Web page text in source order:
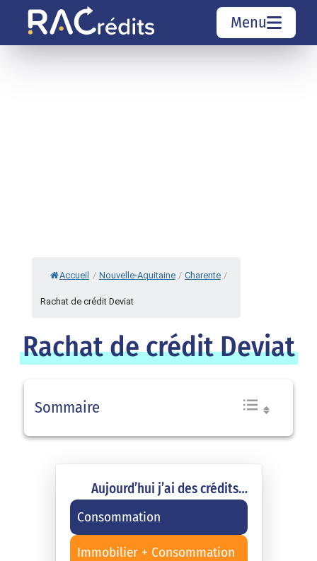
Menu
Accueil / Nouvelle-Aquitaine / Charente /
Rachat de crédit Deviat
Rachat de crédit Deviat
Sommaire
Aujourd’hui j’ai des crédits…
Consommation
Immobilier + Consommation